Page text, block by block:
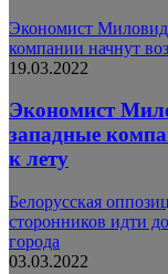
Экономист
компании начнут
19.03.2022
Экономист
западные
к лету
Белорусская
сторонников идти
города
03.03.2022